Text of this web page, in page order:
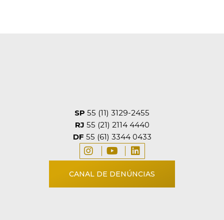
CANAL DE DENÚNCIAS
SP 55 (11) 3129-2455
RJ 55 (21) 2114 4440
DF 55 (61) 3344 0433